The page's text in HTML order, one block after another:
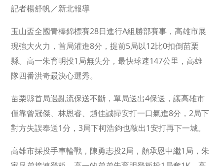
記者楊舒帆／新北報導
玉山盃全國青棒錦標賽28日進行A組勝部賽事，高雄市展
現強大火力，首局灌進8分，提前5局以12比0扣倒苗栗
縣。高一朱育明投1局無失分，最快球速147公里，高雄
隊四番洪奇晸決心選秀。
苗栗縣首局遇亂流保送不斷，單局送出4保送，讓高雄市
僅靠曾冠傑、林恩睿、趙佳誠掃安打一口氣進8分，2局下
對方失誤奉送1分，3局下柯浩鈞也敲出1安打再下一城。
高雄市採投手車輪戰，陳勇志投2局，顏承恩中繼1局，朱